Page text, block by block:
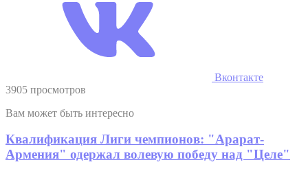
Вконтакте
3905 просмотров
Вам может быть интересно
Квалификация Лиги чемпионов: "Арарат-
Армения" одержал волевую победу над "Целе"